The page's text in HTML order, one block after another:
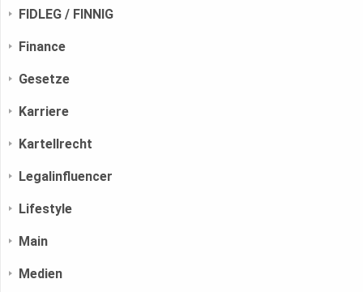
FIDLEG / FINNIG
Finance
Gesetze
Karriere
Kartellrecht
Legalinfluencer
Lifestyle
Main
Medien